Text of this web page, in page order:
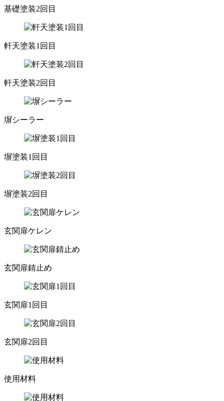
基礎塗装2回目
軒天塗装1回目
軒天塗装2回目
塀シーラー
塀塗装1回目
塀塗装2回目
玄関扉ケレン
玄関扉錆止め
玄関扉1回目
玄関扉2回目
使用材料